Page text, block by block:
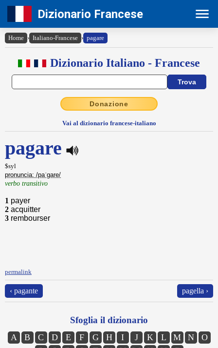
Dizionario Francese
Home › Italiano-Francese › pagare
Dizionario Italiano - Francese
Donazione
Vai al dizionario francese-italiano
pagare
$syl
pronuncia: /paˈgare/
verbo transitivo
1 payer
2 acquitter
3 rembourser
permalink
‹ pagante pagella ›
Sfoglia il dizionario
A B C D E F G H I J K L M N
O